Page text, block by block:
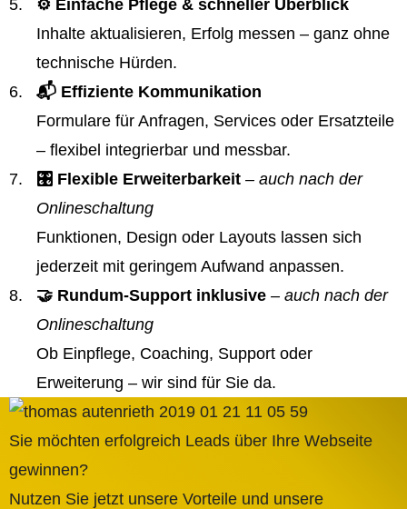
⚙️ Einfache Pflege & schneller Überblick
Inhalte aktualisieren, Erfolg messen – ganz ohne
technische Hürden.
📬 Effiziente Kommunikation
Formulare für Anfragen, Services oder Ersatzteile
– flexibel integrierbar und messbar.
🎛️ Flexible Erweiterbarkeit – auch nach der
Onlineschaltung
Funktionen, Design oder Layouts lassen sich
jederzeit mit geringem Aufwand anpassen.
🤝 Rundum-Support inklusive – auch nach der
Onlineschaltung
Ob Einpflege, Coaching, Support oder
Erweiterung – wir sind für Sie da.
Sie möchten erfolgreich Leads über Ihre Webseite
gewinnen?
Nutzen Sie jetzt unsere Vorteile und unsere